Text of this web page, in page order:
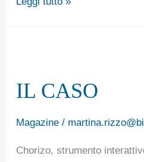
IL CASO
Magazine/
Chorizo, strumento